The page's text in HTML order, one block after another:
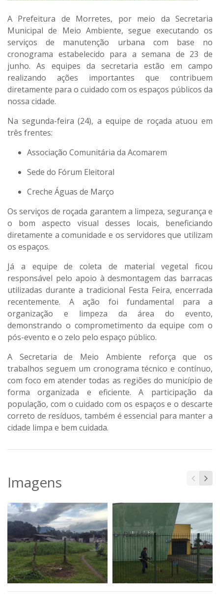
A Prefeitura de Morretes, por meio da Secretaria
Municipal de Meio Ambiente, segue executando os
serviços de manutenção urbana com base no
cronograma estabelecido para a semana de 23 de
junho. As equipes da secretaria estão em campo
realizando ações importantes que contribuem
diretamente para o cuidado com os espaços públicos da
nossa cidade.
Na segunda-feira (24), a equipe de roçada atuou em
três frentes:
Associação Comunitária da Acomarem
Sede do Fórum Eleitoral
Creche Águas de Março
Os serviços de roçada garantem a limpeza, segurança e
o bom aspecto visual desses locais, beneficiando
diretamente a comunidade e os servidores que utilizam
os espaços.
Já a equipe de coleta de material vegetal ficou
responsável pelo apoio à desmontagem das barracas
utilizadas durante a tradicional Festa Feira, encerrada
recentemente. A ação foi fundamental para a
organização e limpeza da área do evento,
demonstrando o comprometimento da equipe com o
pós-evento e o zelo pelo espaço público.
A Secretaria de Meio Ambiente reforça que os
trabalhos seguem um cronograma técnico e contínuo,
com foco em atender todas as regiões do município de
forma organizada e eficiente. A participação da
população, com o cuidado com os espaços e o descarte
correto de resíduos, também é essencial para manter a
cidade limpa e bem cuidada.
Imagens